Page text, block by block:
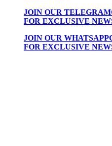
JOIN OUR
FOR EXCLUSIVE
JOIN OUR
FOR EXCLUSIVE